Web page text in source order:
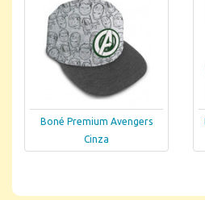
Boné Premium Avengers
Cinza